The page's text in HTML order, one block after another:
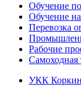
Обучение
Обучение
Перевозка
Рабочие
Самоходная
УКК